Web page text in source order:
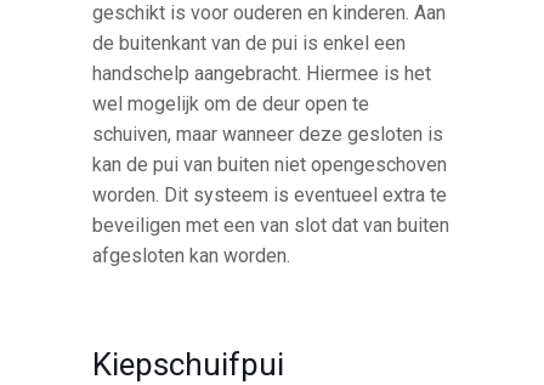
geschikt is voor ouderen en kinderen. Aan
de buitenkant van de pui is enkel een
handschelp aangebracht. Hiermee is het
wel mogelijk om de deur open te
schuiven, maar wanneer deze gesloten is
kan de pui van buiten niet opengeschoven
worden. Dit systeem is eventueel extra te
beveiligen met een van slot dat van buiten
afgesloten kan worden.
Kiepschuifpui